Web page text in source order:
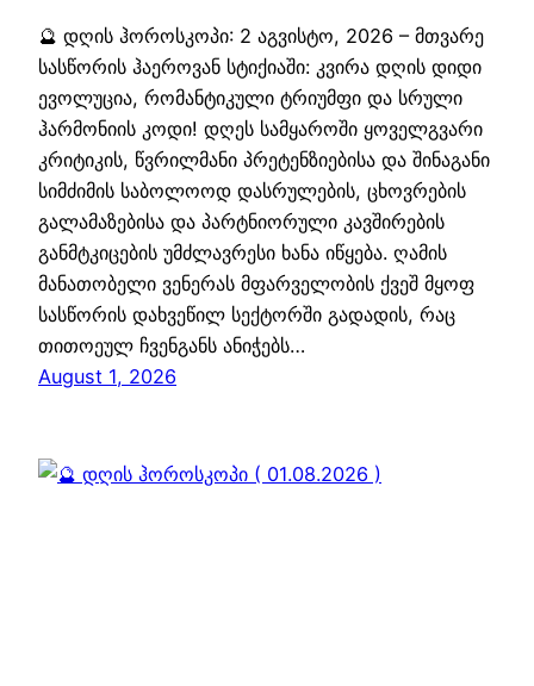
🔮 დღის ჰოროსკოპი: 2 აგვისტო, 2026 – მთვარე
სასწორის ჰაეროვან სტიქიაში: კვირა დღის დიდი
ევოლუცია, რომანტიკული ტრიუმფი და სრული
ჰარმონიის კოდი! დღეს სამყაროში ყოველგვარი
კრიტიკის, წვრილმანი პრეტენზიებისა და შინაგანი
სიმძიმის საბოლოოდ დასრულების, ცხოვრების
გალამაზებისა და პარტნიორული კავშირების
განმტკიცების უმძლავრესი ხანა იწყება. ღამის
მანათობელი ვენერას მფარველობის ქვეშ მყოფ
სასწორის დახვეწილ სექტორში გადადის, რაც
თითოეულ ჩვენგანს ანიჭებს…
August 1, 2026